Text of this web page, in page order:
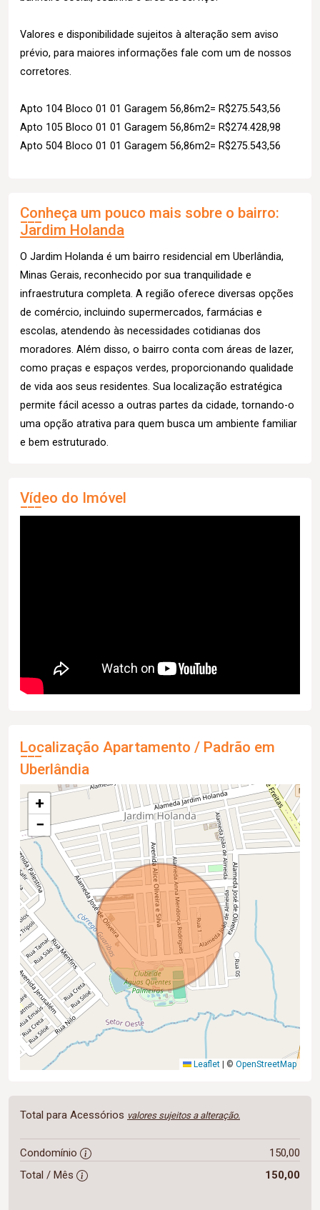
Valores e disponibilidade sujeitos à alteração sem aviso
prévio, para maiores informações fale com um de nossos
corretores.
Apto 104 Bloco 01 01 Garagem 56,86m2= R$275.543,56
Apto 105 Bloco 01 01 Garagem 56,86m2= R$274.428,98
Apto 504 Bloco 01 01 Garagem 56,86m2= R$275.543,56
Conheça um pouco mais sobre o bairro:
Jardim Holanda
O Jardim Holanda é um bairro residencial em Uberlândia,
Minas Gerais, reconhecido por sua tranquilidade e
infraestrutura completa. A região oferece diversas opções
de comércio, incluindo supermercados, farmácias e
escolas, atendendo às necessidades cotidianas dos
moradores. Além disso, o bairro conta com áreas de lazer,
como praças e espaços verdes, proporcionando qualidade
de vida aos seus residentes. Sua localização estratégica
permite fácil acesso a outras partes da cidade, tornando-o
uma opção atrativa para quem busca um ambiente familiar
e bem estruturado.
Vídeo do Imóvel
Localização Apartamento / Padrão em
Uberlândia
+
−
Leaflet © OpenStreetMap
Total para Acessórios valores sujeitos a alteração.
Condomínio
150,00
Total / Mês
150,00